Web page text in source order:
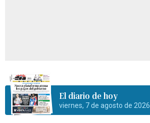
El diario de hoy
viernes, 7 de agosto de 2026